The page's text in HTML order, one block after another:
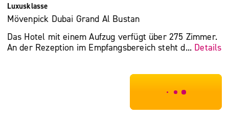
Luxusklasse
Mövenpick Dubai Grand Al Bustan
Das Hotel mit einem Aufzug verfügt über 275 Zimmer.
An der Rezeption im Empfangsbereich steht d... Details
***************